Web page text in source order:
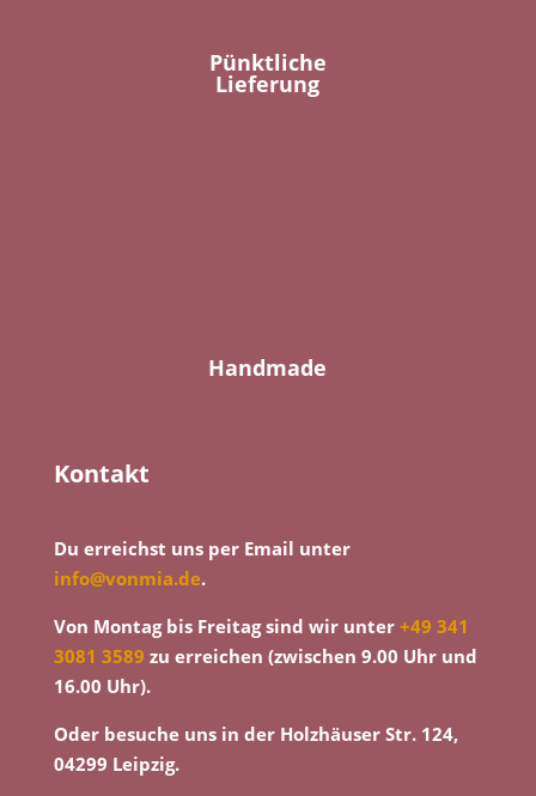
Pünktliche
Lieferung
Handmade
Kontakt
Du erreichst uns per Email unter
info@vonmia.de.
Von Montag bis Freitag sind wir unter +49 341
3081 3589 zu erreichen (zwischen 9.00 Uhr und
16.00 Uhr).
Oder besuche uns in der Holzhäuser Str. 124,
04299 Leipzig.